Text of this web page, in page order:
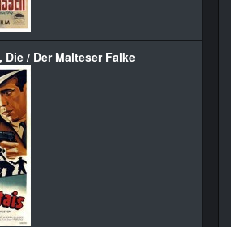
/ Der Malteser Falke